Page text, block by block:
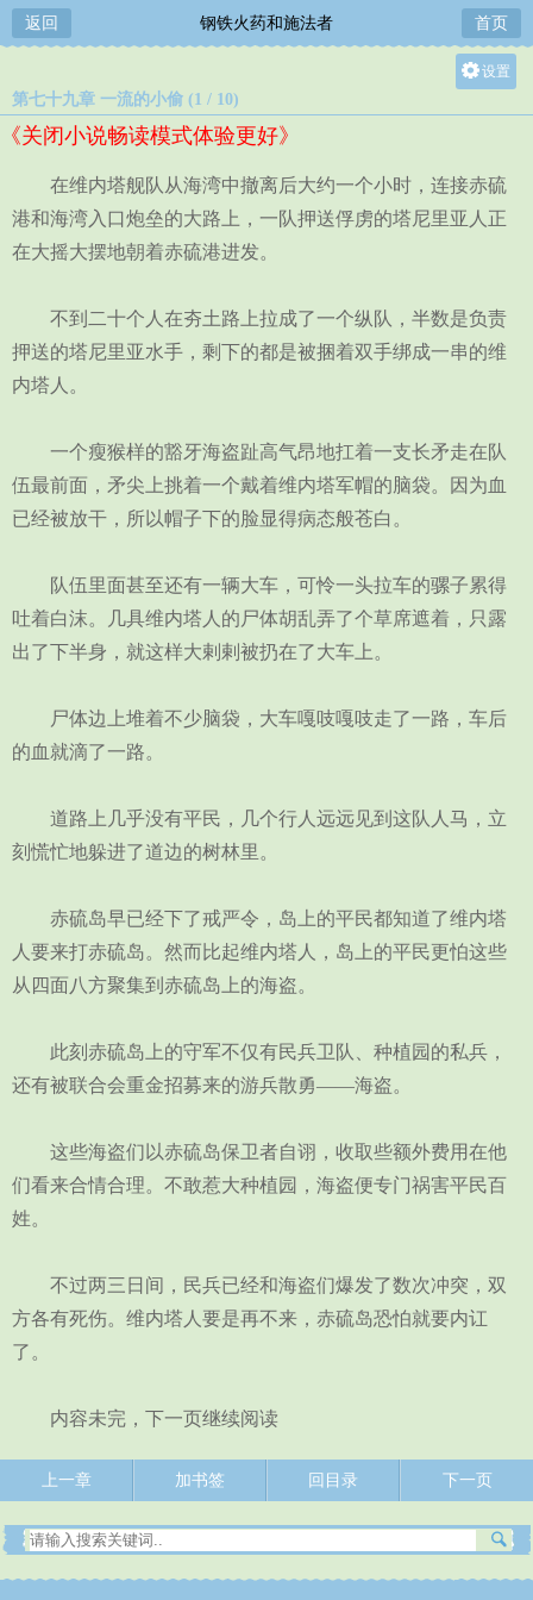
返回 钢铁火药和施法者 首页
设置
中
小
第七十九章 一流的小偷 (1 / 10)
《关闭小说畅读模式体验更好》
在维内塔舰队从海湾中撤离后大约一个小时，连接赤硫
港和海湾入口炮垒的大路上，一队押送俘虏的塔尼里亚人正
在大摇大摆地朝着赤硫港进发。
不到二十个人在夯土路上拉成了一个纵队，半数是负责
押送的塔尼里亚水手，剩下的都是被捆着双手绑成一串的维
内塔人。
一个瘦猴样的豁牙海盗趾高气昂地扛着一支长矛走在队
伍最前面，矛尖上挑着一个戴着维内塔军帽的脑袋。因为血
已经被放干，所以帽子下的脸显得病态般苍白。
队伍里面甚至还有一辆大车，可怜一头拉车的骡子累得
吐着白沫。几具维内塔人的尸体胡乱弄了个草席遮着，只露
出了下半身，就这样大剌剌被扔在了大车上。
尸体边上堆着不少脑袋，大车嘎吱嘎吱走了一路，车后
的血就滴了一路。
道路上几乎没有平民，几个行人远远见到这队人马，立
刻慌忙地躲进了道边的树林里。
赤硫岛早已经下了戒严令，岛上的平民都知道了维内塔
人要来打赤硫岛。然而比起维内塔人，岛上的平民更怕这些
从四面八方聚集到赤硫岛上的海盗。
此刻赤硫岛上的守军不仅有民兵卫队、种植园的私兵，
还有被联合会重金招募来的游兵散勇——海盗。
这些海盗们以赤硫岛保卫者自诩，收取些额外费用在他
们看来合情合理。不敢惹大种植园，海盗便专门祸害平民百
姓。
不过两三日间，民兵已经和海盗们爆发了数次冲突，双
方各有死伤。维内塔人要是再不来，赤硫岛恐怕就要内讧
了。
内容未完，下一页继续阅读
上一章 加书签 回目录 下一页